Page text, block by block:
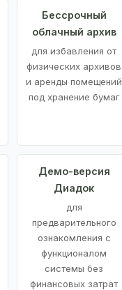
Бессрочный
облачный архив
для избавления от
физических архивов
и аренды помещений
под хранение бумаг
Демо-версия
Диадок
для
предварительного
ознакомления с
функционалом
системы без
финансовых затрат